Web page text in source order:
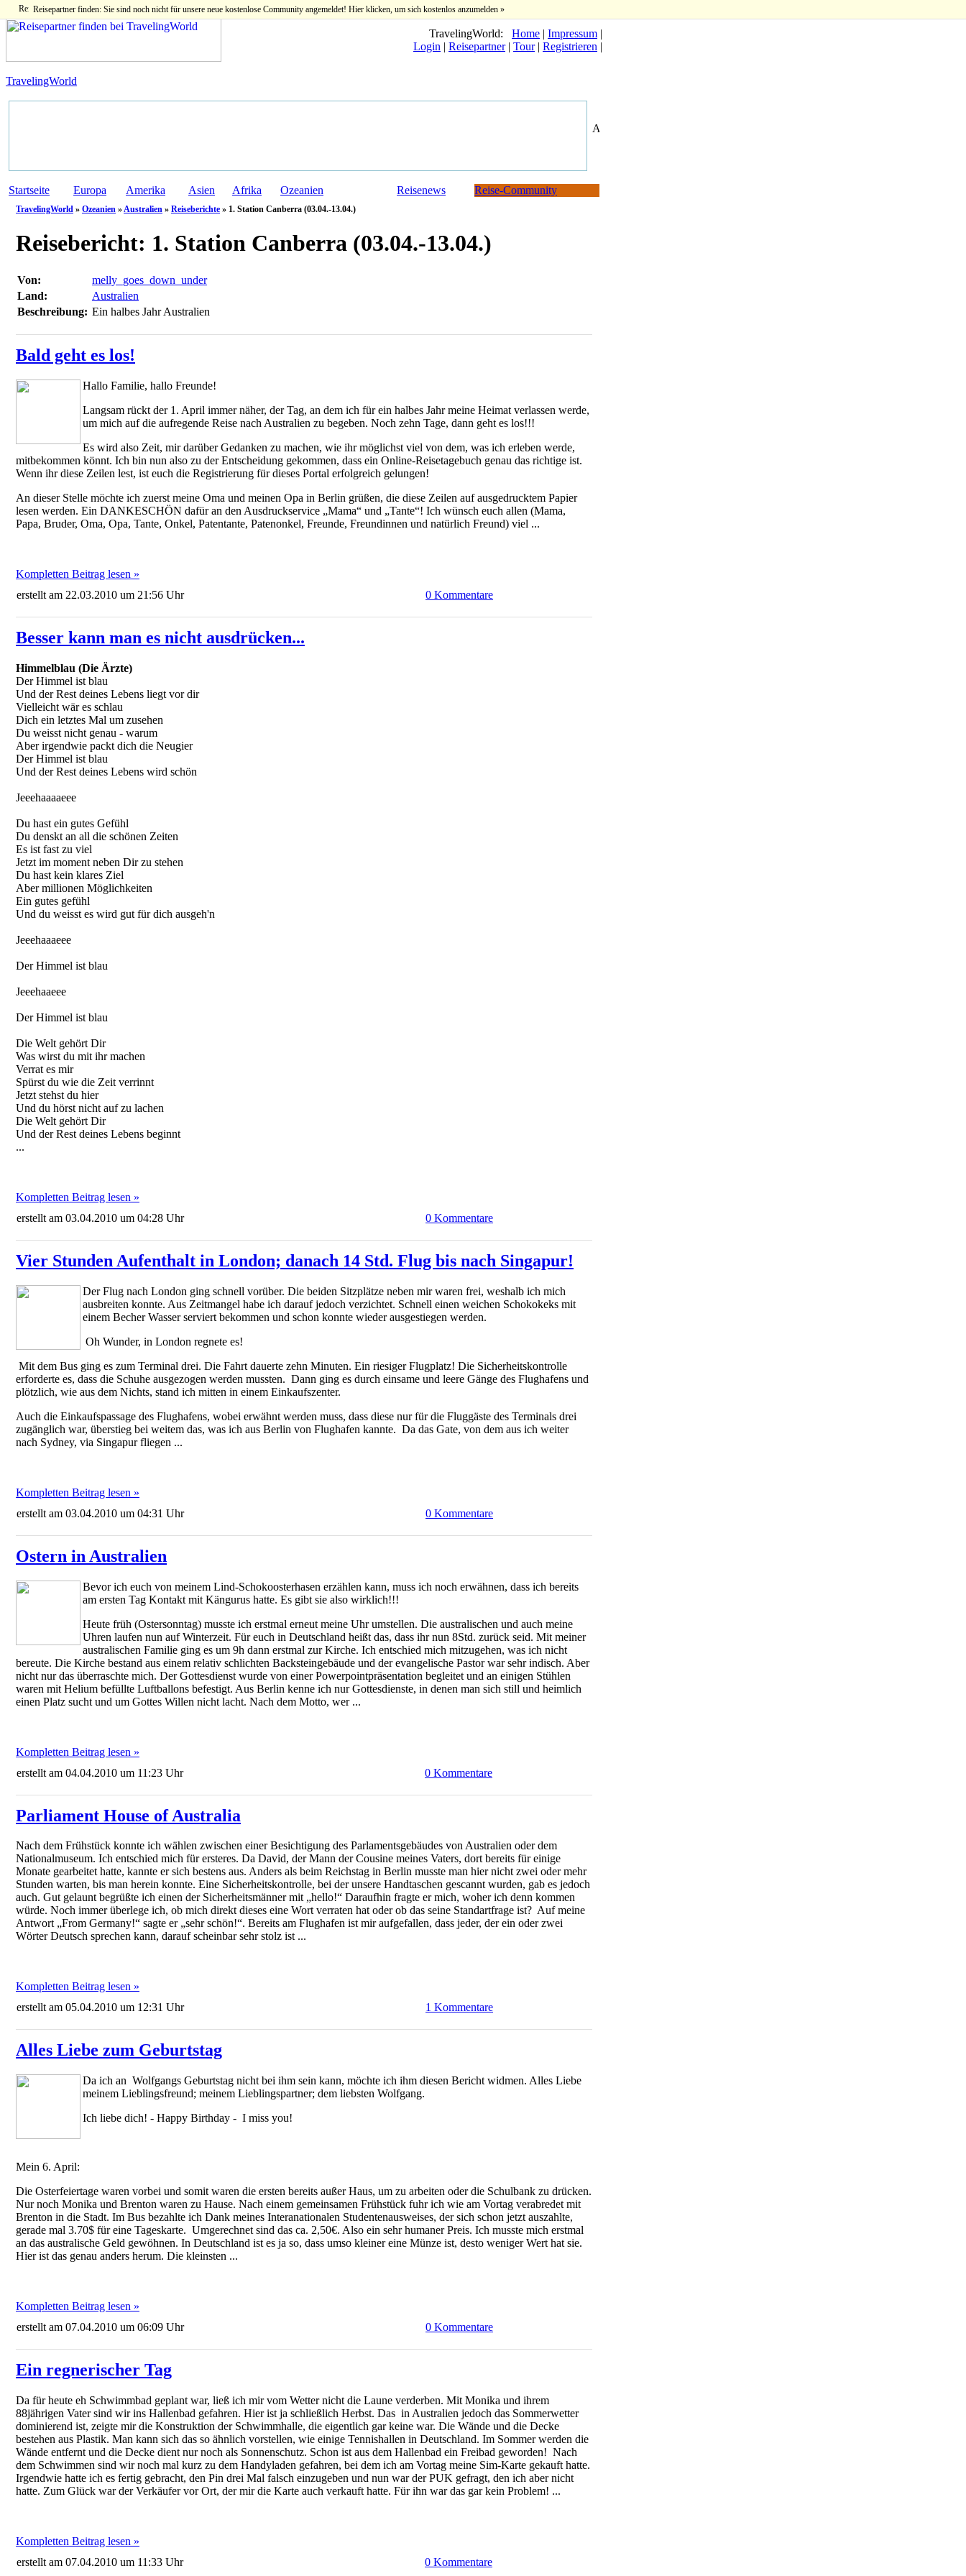
Reisepartner finden: Sie sind noch nicht für unsere neue kostenlose Community angemeldet! Hier klicken, um sich kostenlos anzumelden »
TravelingWorld: Home | Impressum |
Login | Reisepartner| Tour| Registrieren |
TravelingWorld
Startseite Europa Amerika Asien Afrika Ozeanien Reisenews Reise-Community
TravelingWorld » Ozeanien »Australien » Reiseberichte » 1. Station Canberra (03.04.-13.04.)
Reisebericht: 1. Station Canberra (03.04.-13.04.)
Von:
melly_goes_down_under
Land:
Australien
Beschreibung: Ein halbes Jahr Australien
Bald geht es los!
Hallo Familie, hallo Freunde!
Langsam rückt der 1. April immer näher, der Tag, an dem ich für ein halbes Jahr meine Heimat verlassen werde,
um mich auf die aufregende Reise nach Australien zu begeben. Noch zehn Tage, dann geht es los!!!
Es wird also Zeit, mir darüber Gedanken zu machen, wie ihr möglichst viel von dem, was ich erleben werde,
mitbekommen könnt. Ich bin nun also zu der Entscheidung gekommen, dass ein Online-Reisetagebuch genau das richtige ist.
Wenn ihr diese Zeilen lest, ist euch die Registrierung für dieses Portal erfolgreich gelungen!
An dieser Stelle möchte ich zuerst meine Oma und meinen Opa in Berlin grüßen, die diese Zeilen auf ausgedrucktem Papier
lesen werden. Ein DANKESCHÖN dafür an den Ausdruckservice „Mama“ und „Tante“! Ich wünsch euch allen (Mama,
Papa, Bruder, Oma, Opa, Tante, Onkel, Patentante, Patenonkel, Freunde, Freundinnen und natürlich Freund) viel ...
Kompletten Beitrag lesen »
erstellt am 22.03.2010 um 21:56 Uhr
0 Kommentare
Besser kann man es nicht ausdrücken...
Himmelblau (Die Ärzte)
Der Himmel ist blau
Und der Rest deines Lebens liegt vor dir
Vielleicht wär es schlau
Dich ein letztes Mal um zusehen
Du weisst nicht genau - warum
Aber irgendwie packt dich die Neugier
Der Himmel ist blau
Und der Rest deines Lebens wird schön
Jeeehaaaaeee
Du hast ein gutes Gefühl
Du denskt an all die schönen Zeiten
Es ist fast zu viel
Jetzt im moment neben Dir zu stehen
Du hast kein klares Ziel
Aber millionen Möglichkeiten
Ein gutes gefühl
Und du weisst es wird gut für dich ausgeh'n
Jeeehaaaeee
Der Himmel ist blau
Jeeehaaeee
Der Himmel ist blau
Die Welt gehört Dir
Was wirst du mit ihr machen
Verrat es mir
Spürst du wie die Zeit verrinnt
Jetzt stehst du hier
Und du hörst nicht auf zu lachen
Die Welt gehört Dir
Und der Rest deines Lebens beginnt
...
Kompletten Beitrag lesen »
erstellt am 03.04.2010 um 04:28 Uhr
0 Kommentare
Vier Stunden Aufenthalt in London; danach 14 Std. Flug bis nach Singapur!
Der Flug nach London ging schnell vorüber. Die beiden Sitzplätze neben mir waren frei, weshalb ich mich
ausbreiten konnte. Aus Zeitmangel habe ich darauf jedoch verzichtet. Schnell einen weichen Schokokeks mit
einem Becher Wasser serviert bekommen und schon konnte wieder ausgestiegen werden.
Oh Wunder, in London regnete es!
Mit dem Bus ging es zum Terminal drei. Die Fahrt dauerte zehn Minuten. Ein riesiger Flugplatz! Die Sicherheitskontrolle
erforderte es, dass die Schuhe ausgezogen werden mussten. Dann ging es durch einsame und leere Gänge des Flughafens und
plötzlich, wie aus dem Nichts, stand ich mitten in einem Einkaufszenter.
Auch die Einkaufspassage des Flughafens, wobei erwähnt werden muss, dass diese nur für die Fluggäste des Terminals drei
zugänglich war, überstieg bei weitem das, was ich aus Berlin von Flughafen kannte. Da das Gate, von dem aus ich weiter
nach Sydney, via Singapur fliegen ...
Kompletten Beitrag lesen »
erstellt am 03.04.2010 um 04:31 Uhr
0 Kommentare
Ostern in Australien
Bevor ich euch von meinem Lind-Schokoosterhasen erzählen kann, muss ich noch erwähnen, dass ich bereits
am ersten Tag Kontakt mit Kängurus hatte. Es gibt sie also wirklich!!!
Heute früh (Ostersonntag) musste ich erstmal erneut meine Uhr umstellen. Die australischen und auch meine
Uhren laufen nun auf Winterzeit. Für euch in Deutschland heißt das, dass ihr nun 8Std. zurück seid. Mit meiner
australischen Familie ging es um 9h dann erstmal zur Kirche. Ich entschied mich mitzugehen, was ich nicht
bereute. Die Kirche bestand aus einem relativ schlichten Backsteingebäude und der evangelische Pastor war sehr indisch. Aber
nicht nur das überraschte mich. Der Gottesdienst wurde von einer Powerpointpräsentation begleitet und an einigen Stühlen
waren mit Helium befüllte Luftballons befestigt. Aus Berlin kenne ich nur Gottesdienste, in denen man sich still und heimlich
einen Platz sucht und um Gottes Willen nicht lacht. Nach dem Motto, wer ...
Kompletten Beitrag lesen »
erstellt am 04.04.2010 um 11:23 Uhr
0 Kommentare
Parliament House of Australia
Nach dem Frühstück konnte ich wählen zwischen einer Besichtigung des Parlamentsgebäudes von Australien oder dem
Nationalmuseum. Ich entschied mich für ersteres. Da David, der Mann der Cousine meines Vaters, dort bereits für einige
Monate gearbeitet hatte, kannte er sich bestens aus. Anders als beim Reichstag in Berlin musste man hier nicht zwei oder mehr
Stunden warten, bis man herein konnte. Eine Sicherheitskontrolle, bei der unsere Handtaschen gescannt wurden, gab es jedoch
auch. Gut gelaunt begrüßte ich einen der Sicherheitsmänner mit „hello!“ Daraufhin fragte er mich, woher ich denn kommen
würde. Noch immer überlege ich, ob mich direkt dieses eine Wort verraten hat oder ob das seine Standartfrage ist? Auf meine
Antwort „From Germany!“ sagte er „sehr schön!“. Bereits am Flughafen ist mir aufgefallen, dass jeder, der ein oder zwei
Wörter Deutsch sprechen kann, darauf scheinbar sehr stolz ist ...
Kompletten Beitrag lesen »
erstellt am 05.04.2010 um 12:31 Uhr
1 Kommentare
Alles Liebe zum Geburtstag
Da ich an Wolfgangs Geburtstag nicht bei ihm sein kann, möchte ich ihm diesen Bericht widmen. Alles Liebe
meinem Lieblingsfreund; meinem Lieblingspartner; dem liebsten Wolfgang.
Ich liebe dich! - Happy Birthday - I miss you!
Mein 6. April:
Die Osterfeiertage waren vorbei und somit waren die ersten bereits außer Haus, um zu arbeiten oder die Schulbank zu drücken.
Nur noch Monika und Brenton waren zu Hause. Nach einem gemeinsamen Frühstück fuhr ich wie am Vortag verabredet mit
Brenton in die Stadt. Im Bus bezahlte ich Dank meines Interanationalen Studentenausweises, der sich schon jetzt auszahlte,
gerade mal 3.70$ für eine Tageskarte. Umgerechnet sind das ca. 2,50€. Also ein sehr humaner Preis. Ich musste mich erstmal
an das australische Geld gewöhnen. In Deutschland ist es ja so, dass umso kleiner eine Münze ist, desto weniger Wert hat sie.
Hier ist das genau anders herum. Die kleinsten ...
Kompletten Beitrag lesen »
erstellt am 07.04.2010 um 06:09 Uhr
0 Kommentare
Ein regnerischer Tag
Da für heute eh Schwimmbad geplant war, ließ ich mir vom Wetter nicht die Laune verderben. Mit Monika und ihrem
88jährigen Vater sind wir ins Hallenbad gefahren. Hier ist ja schließlich Herbst. Das in Australien jedoch das Sommerwetter
dominierend ist, zeigte mir die Konstruktion der Schwimmhalle, die eigentlich gar keine war. Die Wände und die Decke
bestehen aus Plastik. Man kann sich das so ähnlich vorstellen, wie einige Tennishallen in Deutschland. Im Sommer werden die
Wände entfernt und die Decke dient nur noch als Sonnenschutz. Schon ist aus dem Hallenbad ein Freibad geworden! Nach
dem Schwimmen sind wir noch mal kurz zu dem Handyladen gefahren, bei dem ich am Vortag meine Sim-Karte gekauft hatte.
Irgendwie hatte ich es fertig gebracht, den Pin drei Mal falsch einzugeben und nun war der PUK gefragt, den ich aber nicht
hatte. Zum Glück war der Verkäufer vor Ort, der mir die Karte auch verkauft hatte. Für ihn war das gar kein Problem! ...
Kompletten Beitrag lesen »
erstellt am 07.04.2010 um 11:33 Uhr
0 Kommentare